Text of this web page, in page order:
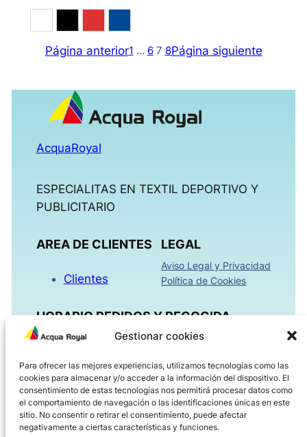
Gestionar cookies
Para ofrecer las mejores experiencias, utilizamos tecnologías como las
cookies para almacenar y/o acceder a la información del dispositivo. El
consentimiento de estas tecnologías nos permitirá procesar datos como
el comportamiento de navegación o las identificaciones únicas en este
sitio. No consentir o retirar el consentimiento, puede afectar
negativamente a ciertas características y funciones.
BlancoNegroRojoRoyal
Página anterior1 … 6 7 8Página siguiente
AcquaRoyal
ESPECIALITAS EN TEXTIL DEPORTIVO Y
PUBLICITARIO
AREA DE CLIENTES
Clientes
LEGAL
Aviso Legal y Privacidad
Política de Cookies
HORARIO PEDIDOS Y RECOGIDA
Tardes 16:00h – 18:30h
Viernes 08:00h – 14:00h
ACQUAROYAL.COM